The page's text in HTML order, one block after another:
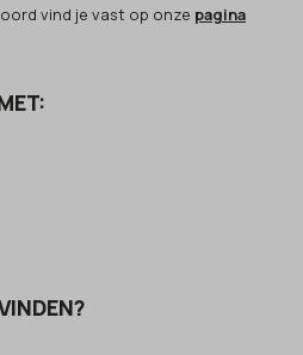
vind je vast op onze pagina